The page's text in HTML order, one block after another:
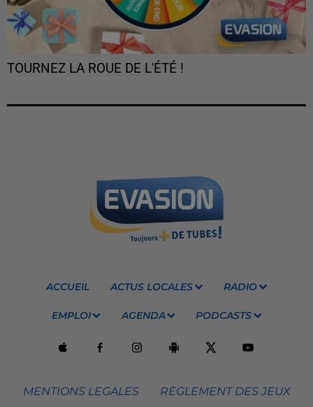
TOURNEZ LA ROUE DE L'ÉTÉ !
ACCUEIL ACTUS LOCALES RADIO
EMPLOI AGENDA PODCASTS
MENTIONS LEGALES RÈGLEMENT DES JEUX